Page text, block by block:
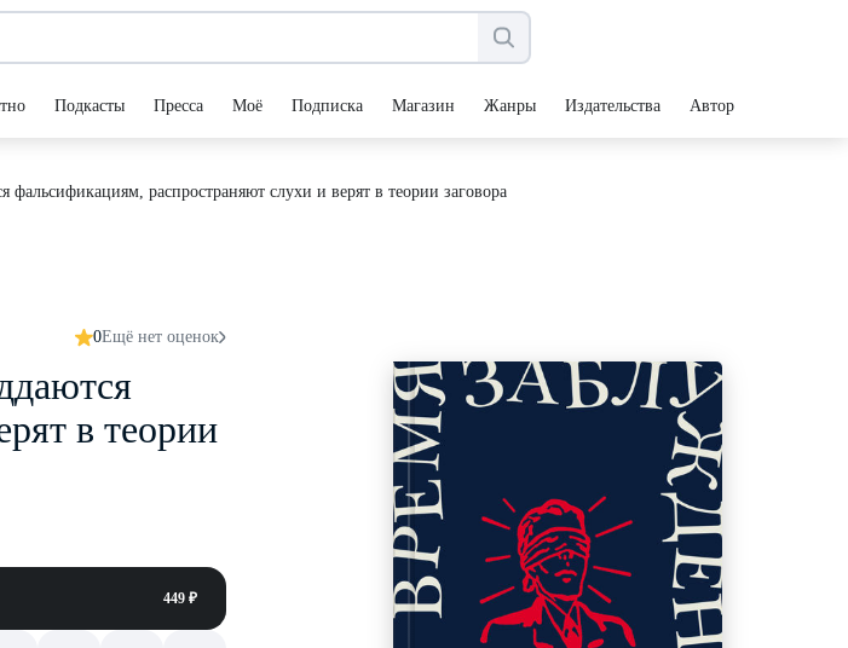
Подкасты Пресса Моё Подписка Магазин Жанры Издательства Авторы
распространяют слухи и верят в теории заговора
0Ещё нет оценок
в теории
449 ₽